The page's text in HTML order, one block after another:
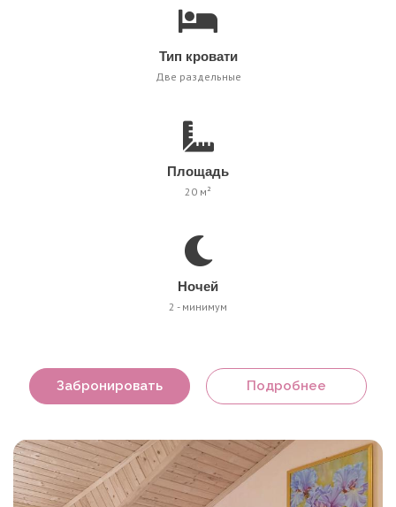
Тип кровати
Две раздельные
Площадь
20 м²
Ночей
2 - минимум
Забронировать Подробнее